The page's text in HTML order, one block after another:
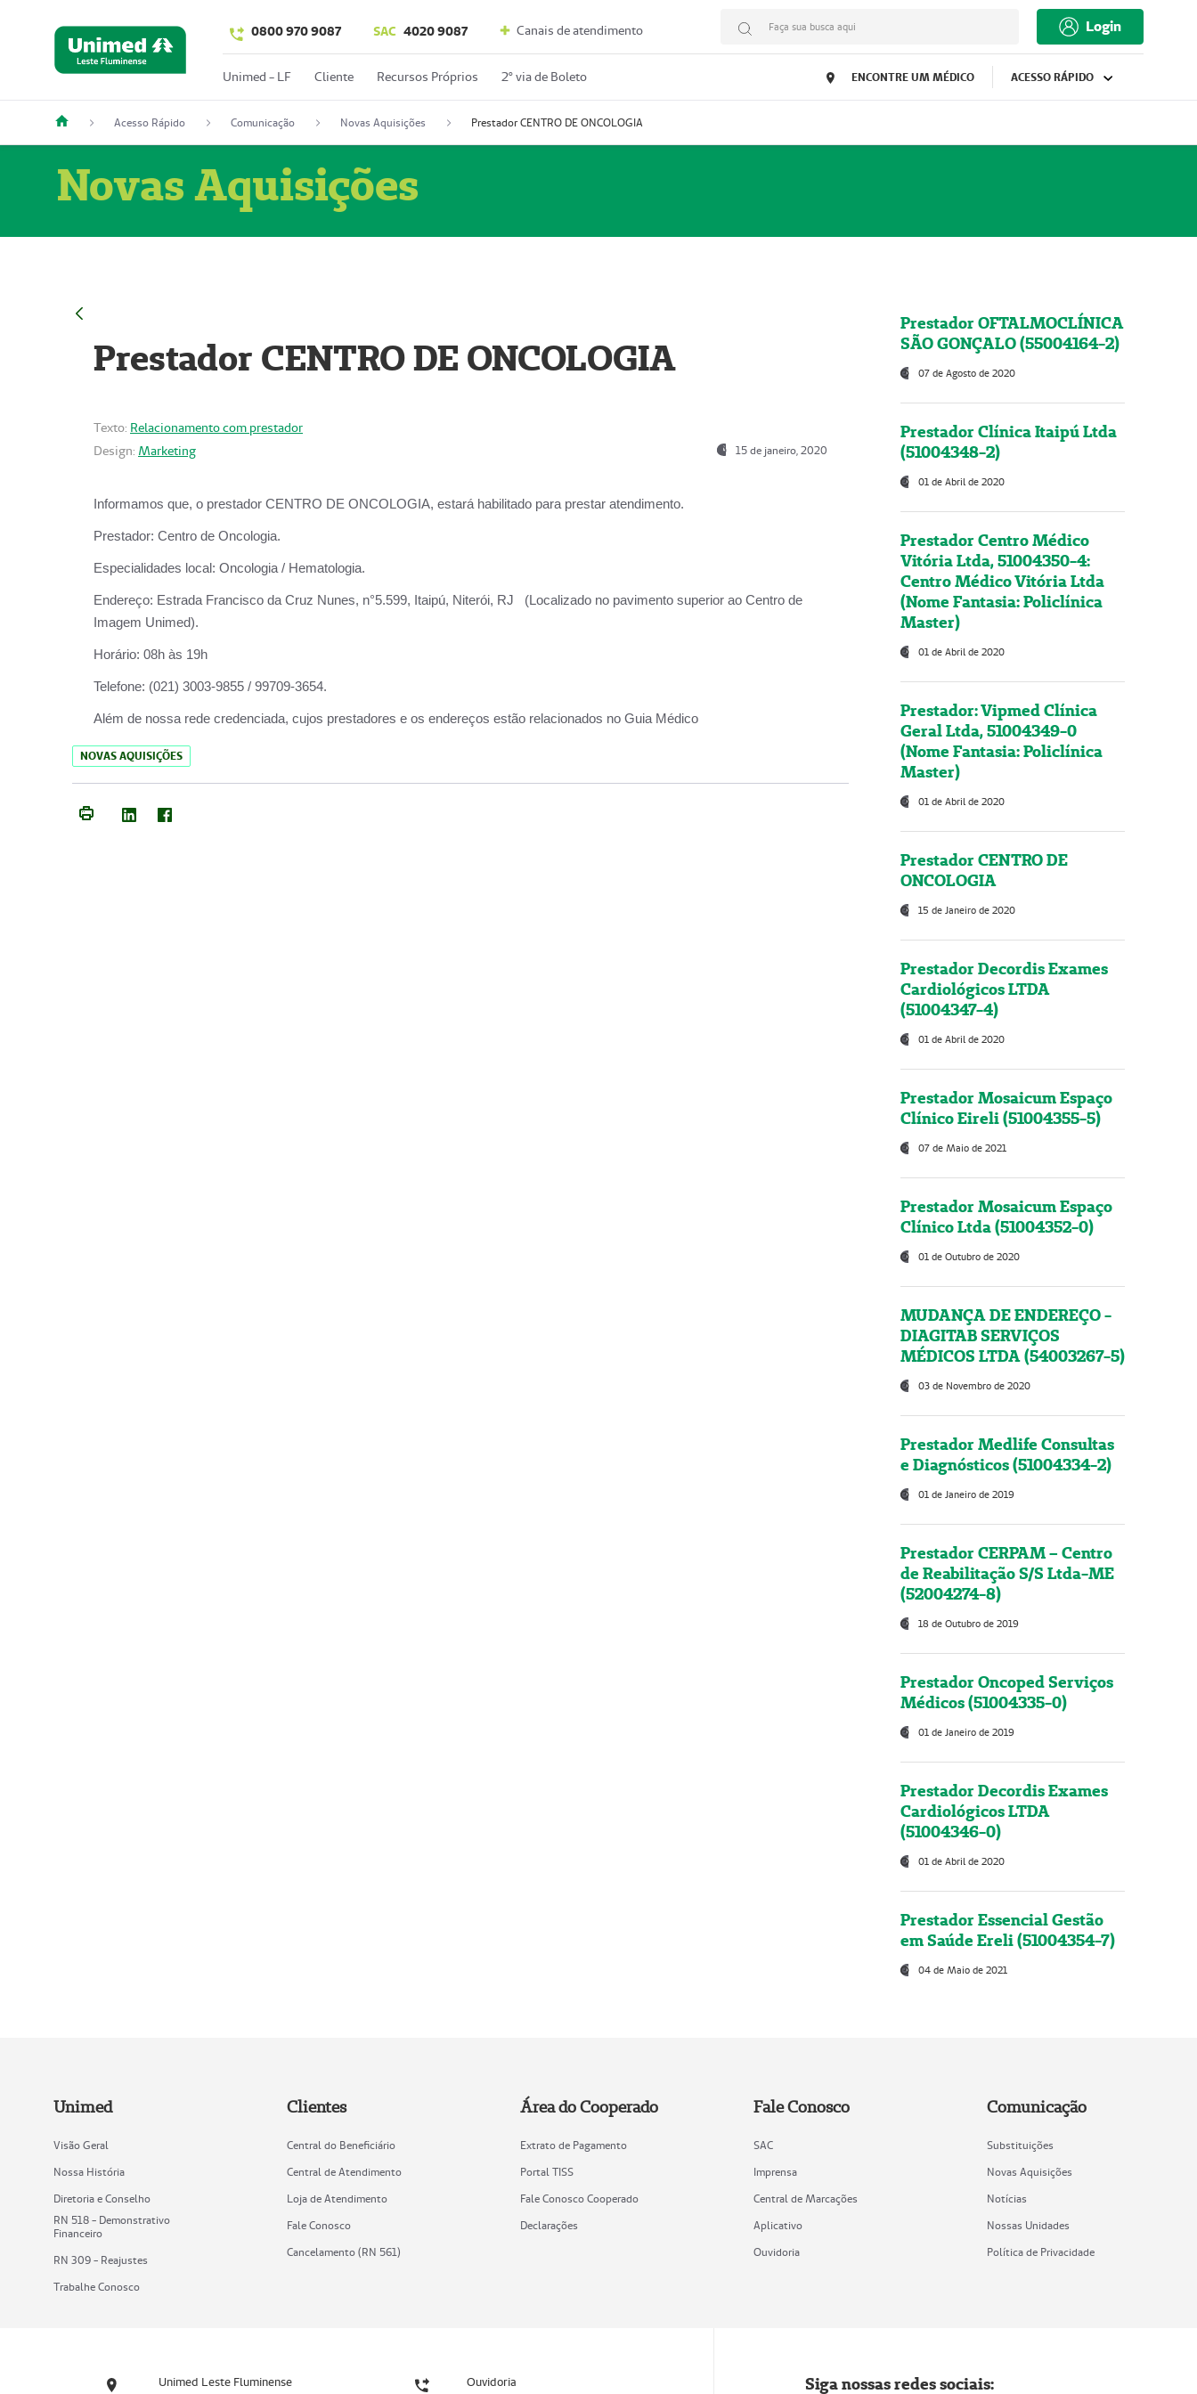
0800 970 9087 SAC 4020 9087 Canais de atendimento Faça sua busca aqui Login
Unimed - LF Cliente Recursos Próprios 2º via de Boleto ENCONTRE UM MÉDICO ACESSO RÁPIDO
Acesso Rápido Comunicação Novas Aquisições Prestador CENTRO DE ONCOLOGIA
Novas Aquisições
Prestador CENTRO DE ONCOLOGIA
Texto: Relacionamento com prestador
Design: Marketing 15 de janeiro, 2020
Informamos que, o prestador CENTRO DE ONCOLOGIA, estará habilitado para prestar atendimento.
Prestador: Centro de Oncologia.
Especialidades local: Oncologia / Hematologia.
Endereço: Estrada Francisco da Cruz Nunes, n°5.599, Itaipú, Niterói, RJ (Localizado no pavimento superior ao Centro de
Imagem Unimed).
Horário: 08h às 19h
Telefone: (021) 3003-9855 / 99709-3654.
Além de nossa rede credenciada, cujos prestadores e os endereços estão relacionados no Guia Médico
NOVAS AQUISIÇÕES
Prestador OFTALMOCLÍNICA
SÃO GONÇALO (55004164-2)
07 de Agosto de 2020
Prestador Clínica Itaipú Ltda
(51004348-2)
01 de Abril de 2020
Prestador Centro Médico
Vitória Ltda, 51004350-4:
Centro Médico Vitória Ltda
(Nome Fantasia: Policlínica
Master)
01 de Abril de 2020
Prestador: Vipmed Clínica
Geral Ltda, 51004349-0
(Nome Fantasia: Policlínica
Master)
01 de Abril de 2020
Prestador CENTRO DE
ONCOLOGIA
15 de Janeiro de 2020
Prestador Decordis Exames
Cardiológicos LTDA
(51004347-4)
01 de Abril de 2020
Prestador Mosaicum Espaço
Clínico Eireli (51004355-5)
07 de Maio de 2021
Prestador Mosaicum Espaço
Clínico Ltda (51004352-0)
01 de Outubro de 2020
MUDANÇA DE ENDEREÇO -
DIAGITAB SERVIÇOS
MÉDICOS LTDA (54003267-5)
03 de Novembro de 2020
Prestador Medlife Consultas
e Diagnósticos (51004334-2)
01 de Janeiro de 2019
Prestador CERPAM – Centro
de Reabilitação S/S Ltda-ME
(52004274-8)
18 de Outubro de 2019
Prestador Oncoped Serviços
Médicos (51004335-0)
01 de Janeiro de 2019
Prestador Decordis Exames
Cardiológicos LTDA
(51004346-0)
01 de Abril de 2020
Prestador Essencial Gestão
em Saúde Ereli (51004354-7)
04 de Maio de 2021
Unimed
Visão Geral
Nossa História
Diretoria e Conselho
RN 518 - Demonstrativo
Financeiro
RN 309 - Reajustes
Trabalhe Conosco
Clientes
Central do Beneficiário
Central de Atendimento
Loja de Atendimento
Fale Conosco
Cancelamento (RN 561)
Área do Cooperado
Extrato de Pagamento
Portal TISS
Fale Conosco Cooperado
Declarações
Fale Conosco
SAC
Imprensa
Central de Marcações
Aplicativo
Ouvidoria
Comunicação
Substituições
Novas Aquisições
Notícias
Nossas Unidades
Política de Privacidade
Unimed Leste Fluminense Ouvidoria Siga nossas redes sociais: